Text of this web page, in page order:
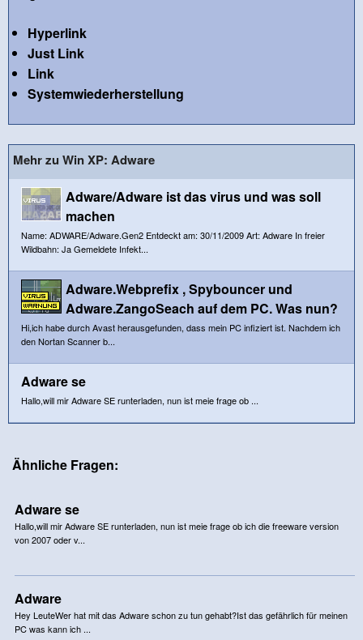
Hyperlink
Just Link
Link
Systemwiederherstellung
Mehr zu Win XP: Adware
Adware/Adware ist das virus und was soll
machen
Name: ADWARE/Adware.Gen2 Entdeckt am: 30/11/2009 Art: Adware In freier
Wildbahn: Ja Gemeldete Infekt...
Adware.Webprefix , Spybouncer und
Adware.ZangoSeach auf dem PC. Was nun?
Hi,ich habe durch Avast herausgefunden, dass mein PC infiziert ist. Nachdem ich
den Nortan Scanner b...
Adware se
Hallo,will mir Adware SE runterladen, nun ist meie frage ob ...
Ähnliche Fragen:
Adware se
Hallo,will mir Adware SE runterladen, nun ist meie frage ob ich die freeware version
von 2007 oder v...
Adware
Hey LeuteWer hat mit das Adware schon zu tun gehabt?Ist das gefährlich für meinen
PC was kann ich ...